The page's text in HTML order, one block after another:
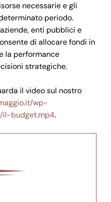
necessarie e gli
periodo.
enti pubblici e
di allocare fondi in
la performance
strategiche.
il video sul nostro
wp-
il-budget.mp4.